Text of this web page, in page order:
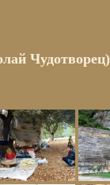
Чудотворец)